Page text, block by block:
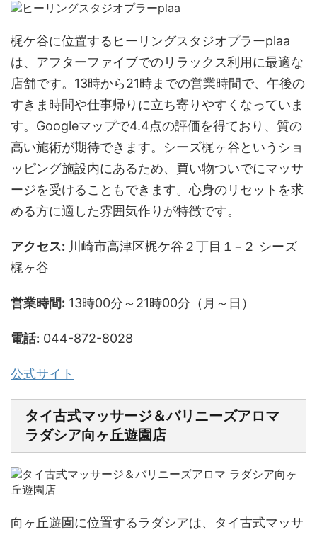
梶ケ谷に位置するヒーリングスタジオプラーplaa
は、アフターファイブでのリラックス利用に最適な
店舗です。13時から21時までの営業時間で、午後の
すきま時間や仕事帰りに立ち寄りやすくなっていま
す。Googleマップで4.4点の評価を得ており、質の
高い施術が期待できます。シーズ梶ヶ谷というショ
ッピング施設内にあるため、買い物ついでにマッサ
ージを受けることもできます。心身のリセットを求
める方に適した雰囲気作りが特徴です。
アクセス: 川崎市高津区梶ケ谷２丁目１−２ シーズ
梶ヶ谷
営業時間: 13時00分～21時00分（月～日）
電話: 044-872-8028
公式サイト
タイ古式マッサージ＆バリニーズアロマ
ラダシア向ヶ丘遊園店
向ヶ丘遊園に位置するラダシアは、タイ古式マッサ